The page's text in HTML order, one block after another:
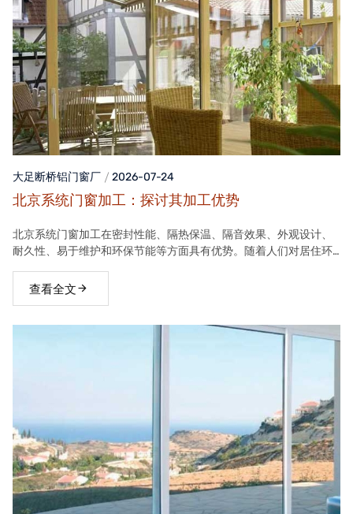
大足断桥铝门窗厂 2026-07-24
北京系统门窗加工：探讨其加工优势
北京系统门窗加工在密封性能、隔热保温、隔音效果、外观设计、
耐久性、易于维护和环保节能等方面具有优势。随着人们对居住环
位。查看全文